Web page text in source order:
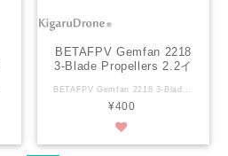
BETAFPV Gemfan 2218
3-Blade Propellers 2.2イ
ック
¥400